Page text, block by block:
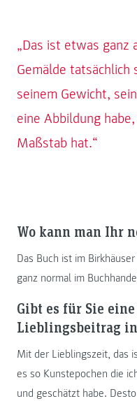
„Das ist etwas ganz
Gemälde tatsächlich
seinem Gewicht,
eine Abbildung
Maßstab hat.“
Wo kann man Ihr
Das Buch ist im
ganz normal im
Gibt es für Sie
Lieblingsbeitrag
Mit der Lieblingszeit, das
es so Kunstepochen die
und geschätzt habe.